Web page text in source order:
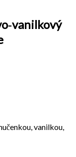
vanilkou,